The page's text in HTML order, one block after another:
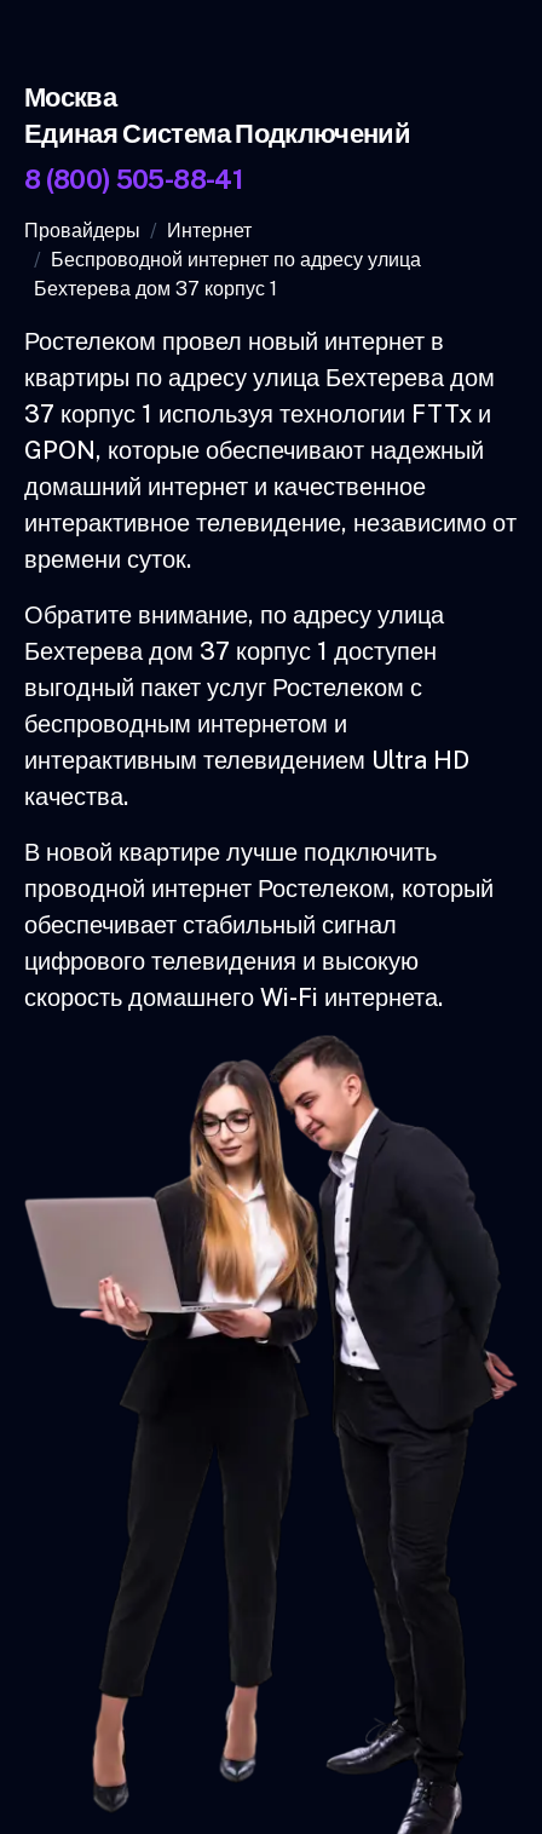
Москва
Единая Система Подключений
8 (800) 505-88-41
Провайдеры
Интернет
Беспроводной интернет по адресу улица
Бехтерева дом 37 корпус 1
Ростелеком провел новый интернет в
квартиры по адресу улица Бехтерева дом
37 корпус 1 используя технологии FTTx и
GPON, которые обеспечивают надежный
домашний интернет и качественное
интерактивное телевидение, независимо от
времени суток.
Обратите внимание, по адресу улица
Бехтерева дом 37 корпус 1 доступен
выгодный пакет услуг Ростелеком с
беспроводным интернетом и
интерактивным телевидением Ultra HD
качества.
В новой квартире лучше подключить
проводной интернет Ростелеком, который
обеспечивает стабильный сигнал
цифрового телевидения и высокую
скорость домашнего Wi-Fi интернета.